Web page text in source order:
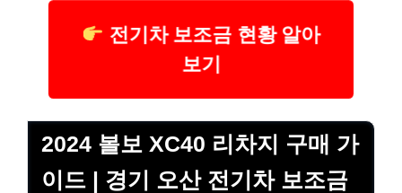
전기차 보조금 현황 알아
보기
2024 볼보 XC40 리차지 구매 가
이드 | 경기 오산 전기차 보조금